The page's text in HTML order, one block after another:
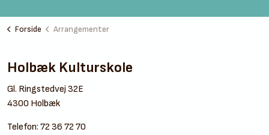
Forside Arrangementer
Holbæk Kulturskole
Gl. Ringstedvej 32E
4300 Holbæk
Telefon: 72 36 72 70